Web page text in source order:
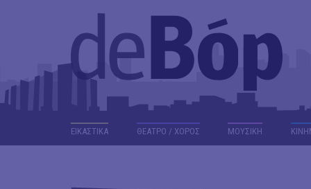
ΕΙΚΑΣΤΙΚΑ ΘΕΑΤΡΟ / ΧΟΡΟΣ ΜΟΥΣΙΚΗ